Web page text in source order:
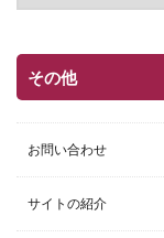
その他
お問い合わせ
サイトの紹介